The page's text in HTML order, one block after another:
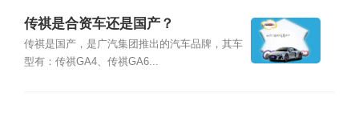
传祺是合资车还是国产？
传祺是国产，是广汽集团推出的汽车品牌，其车
型有：传祺GA4、传祺GA6...